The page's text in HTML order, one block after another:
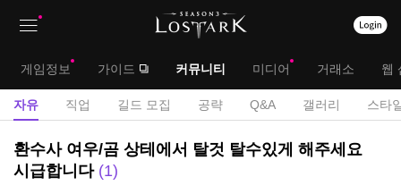
대
메
뉴
게임정보 가이드 커뮤니티 미디어 거래소 웹
서
자유 직업 길드 모집 공략 Q&A 갤러리 스타
자
유
환수사 여우/곰 상테에서 탈것 탈수있게 해주세요
시급합니다 1